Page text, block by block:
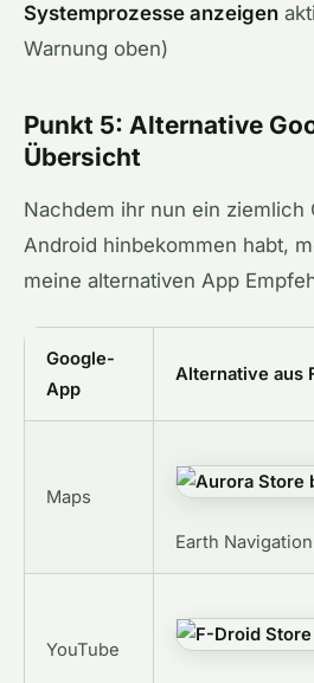
Systemprozesse anzeigen
Warnung oben)
Punkt 5: Alternative
Übersicht
Nachdem ihr nun ein ziemlich
Android hinbekommen habt,
meine alternativen App
Google-
App
Alternative aus
Maps
Earth
YouTube